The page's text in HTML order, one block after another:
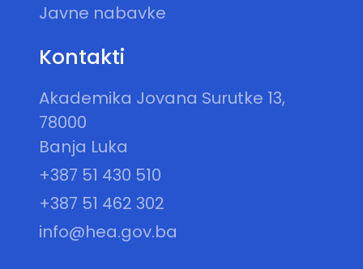
Javne nabavke
Kontakti
Akademika Jovana Surutke 13,
78000
Banja Luka
+387 51 430 510
+387 51 462 302
info@hea.gov.ba